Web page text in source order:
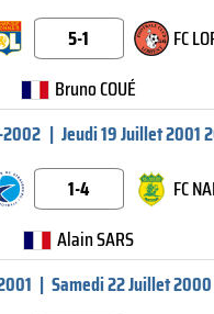
5-1
FC
Bruno COUÉ
| Jeudi 19 Juillet 2001
1-4
FC
Alain SARS
| Samedi 22 Juillet